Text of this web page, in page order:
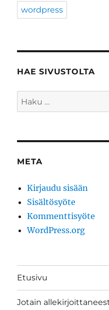
wordpress
HAE SIVUSTOLTA
Etsi:
META
Kirjaudu sisään
Sisältösyöte
Kommenttisyöte
WordPress.org
Etusivu
Jotain